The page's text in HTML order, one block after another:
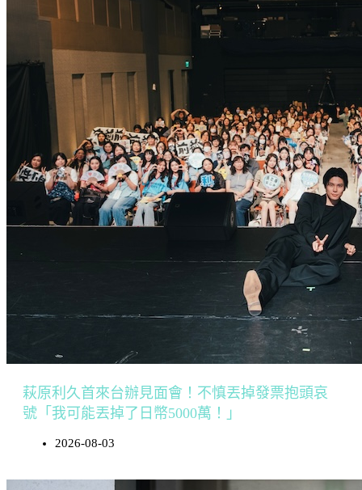
萩原利久首來台辦見面會！不慎丟掉發票抱頭哀
號「我可能丟掉了日幣5000萬！」
2026-08-03